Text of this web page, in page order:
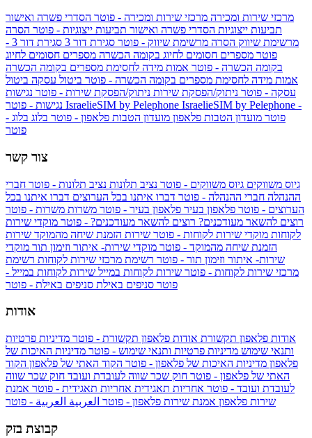
מרכזי שירות ומכירה מרכזי שירות ומכירה - פוטר הסדרי פשרה ואישור
תביעות ייצוגיות הסדרי פשרה ואישור תביעות ייצוגיות - פוטר הסרה
מרשימת שיווק הסרה מרשימת שיווק - פוטר סגירת דור 3
סגירת דור 3 -
פוטר מספרים חסומים לחיוג בקומה הכשרה מספרים חסומים לחיוג
בקומה הכשרה - פוטר אמות מידה לחסימת מספרים בקומה הכשרה
אמות מידה לחסימת מספרים בקומה הכשרה - פוטר ביטול עסקה ביטול
עסקה - פוטר ניתוק/הפסקת שירות ניתוק/הפסקת שירות - פוטר נגישות
IsraelieSIM by Pelephone IsraelieSIM by Pelephone -
פוטר מועדון הטבות פלאפון מועדון הטבות פלאפון - פוטר בלוג בלוג -
פוטר
צור קשר
גיוס משווקים גיוס משווקים - פוטר נציב תלונות נציב תלונות - פוטר חברי
ההנהלה חברי ההנהלה - פוטר דברו איתנו בכל הערוצים דברו איתנו בכל
הערוצים - פוטר פלאפון בעיר פלאפון בעיר - פוטר משרות משרות - פוטר
רוצים להשאר מעודכנים? רוצים להשאר מעודכנים? - פוטר מוקדי שירות
לקוחות מוקדי שירות לקוחות - פוטר שירות הזמנת שיחה מהמוקד שירות
הזמנת שיחה מהמוקד - פוטר מוקדי שירות- איתור וזימון תור מוקדי
שירות- איתור וזימון תור - פוטר רשימת מרכזי שירות לקוחות רשימת
מרכזי שירות לקוחות - פוטר שירות לקוחות במייל שירות לקוחות במייל -
פוטר סניפים באילת סניפים באילת - פוטר
אודות
אודות פלאפון תקשורת אודות פלאפון תקשורת - פוטר מדיניות פרטיות
ותנאי שימוש מדיניות פרטיות ותנאי שימוש - פוטר מדיניות האיכות של
פלאפון מדיניות האיכות של פלאפון - פוטר הקוד האתי של פלאפון הקוד
האתי של פלאפון - פוטר חוק שכר שווה לעובדת ועובד חוק שכר שווה
לעובדת ועובד - פוטר אחריות תאגידית אחריות תאגידית - פוטר אמנת
שירות פלאפון אמנת שירות פלאפון - פוטר العربية العربية - פוטר
קבוצת בזק